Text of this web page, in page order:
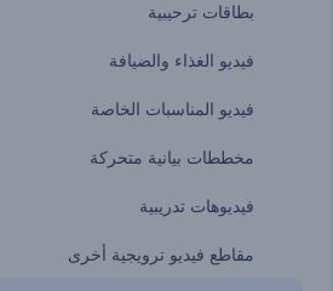
بطاقات ترحيبية
فيديو الغذاء والضيافة
فيديو المناسبات الخاصة
مخططات بيانية متحركة
فيديوهات تدريبية
مقاطع فيديو ترويجية أخرى